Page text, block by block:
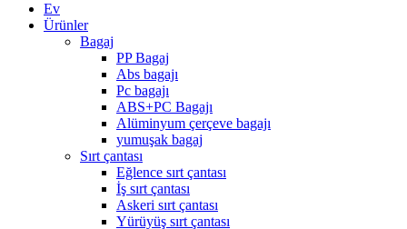
Ev
Ürünler
Bagaj
PP Bagaj
Abs bagajı
Pc bagajı
ABS+PC Bagajı
Alüminyum çerçeve bagajı
yumuşak bagaj
Sırt çantası
Eğlence sırt çantası
İş sırt çantası
Askeri sırt çantası
Yürüyüş sırt çantası